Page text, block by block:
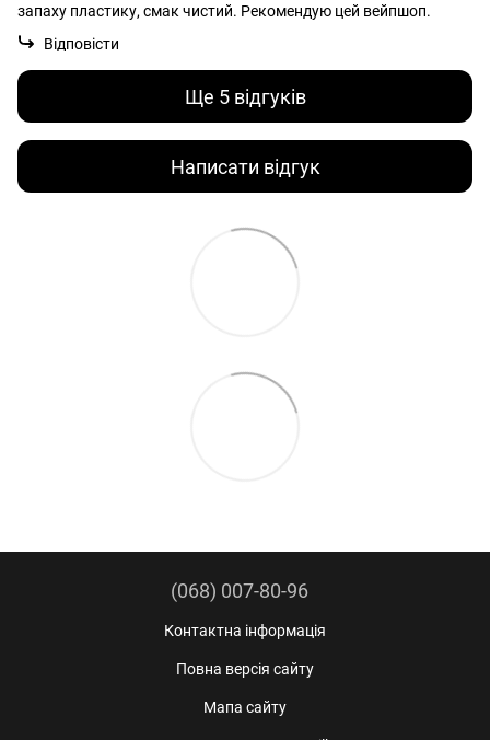
запаху пластику, смак чистий. Рекомендую цей вейпшоп.
Відповісти
Ще 5 відгуків
Написати відгук
(068) 007-80-96
Контактна інформація
Повна версія сайту
Мапа сайту